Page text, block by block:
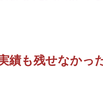
績も残せなかっ